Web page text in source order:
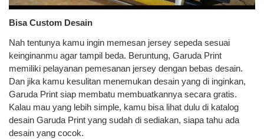
Bisa Custom Desain
Nah tentunya kamu ingin memesan jersey sepeda sesuai
keinginanmu agar tampil beda. Beruntung, Garuda Print
memiliki pelayanan pemesanan jersey dengan bebas desain.
Dan jika kamu kesulitan menemukan desain yang di inginkan,
Garuda Print siap membatu membuatkannya secara gratis.
Kalau mau yang lebih simple, kamu bisa lihat dulu di katalog
desain Garuda Print yang sudah di sediakan, siapa tahu ada
desain yang cocok.